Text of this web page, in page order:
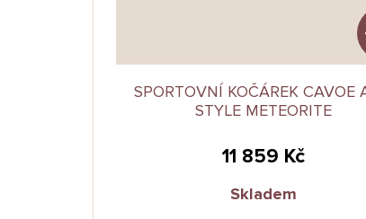
SPORTOVNÍ KOČÁREK CAVOE
STYLE METEORITE
11 859 Kč
Skladem